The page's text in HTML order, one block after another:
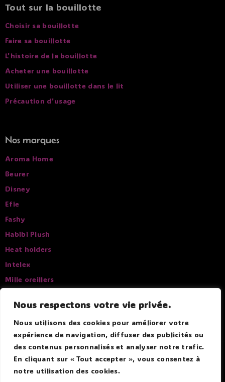
Nous respectons votre vie privée.
Nous utilisons des cookies pour améliorer votre
expérience de navigation, diffuser des publicités ou
des contenus personnalisés et analyser notre trafic.
En cliquant sur « Tout accepter », vous consentez à
notre utilisation des cookies.
Tout sur la bouillotte
Choisir sa bouillotte
Faire sa bouillotte
L'histoire de la bouillotte
Acheter une bouillotte
Utiliser une bouillotte dans le lit
Précaution d'usage
Nos marques
Aroma Home
Beurer
Disney
Efie
Fashy
Habibi Plush
Heat holders
Intelex
Mille oreillers
Sissel
© 2026 Douce Bouillotte - Par Boitmobile - Agence web